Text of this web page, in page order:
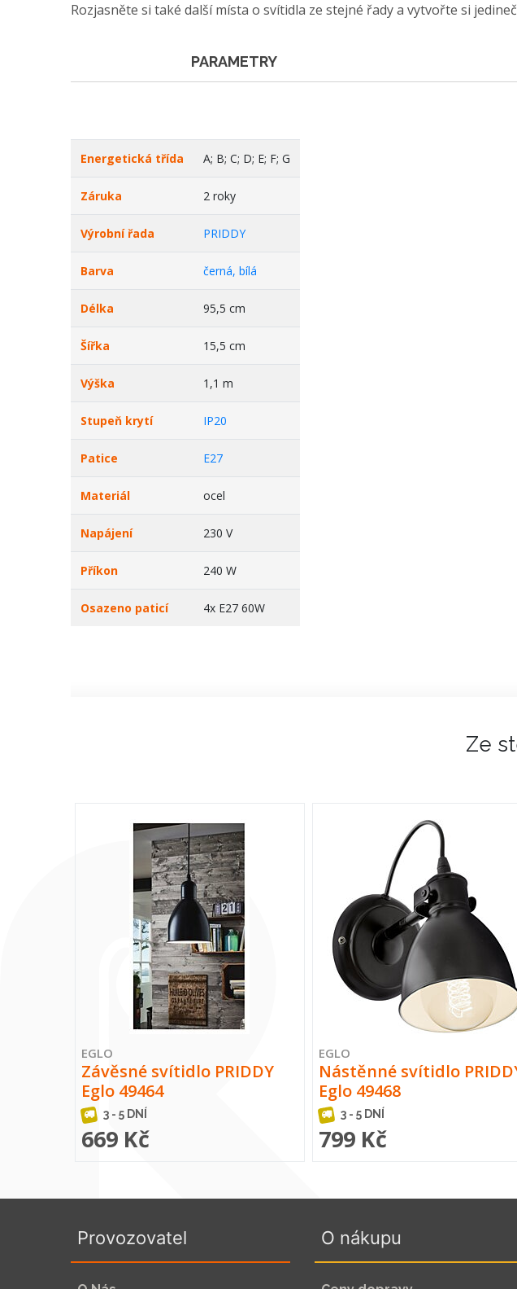
Rozjasněte si také další místa o svítidla ze stejné řady a vytvořte si
PARAMETRY
Energetická třída A; B; C; D; E; F; G
Záruka 2 roky
Výrobní řada PRIDDY
Barva černá, bílá
Délka 95,5 cm
Šířka 15,5 cm
Výška 1,1 m
Stupeň krytí IP20
Patice E27
Materiál ocel
Napájení 230 V
Příkon 240 W
Osazeno paticí 4x E27 60W
Ze
EGLO
Závěsné svítidlo PRIDDY
Eglo 49464
3 - 5 DNÍ
669 Kč
EGLO
Nástěnné svítidlo
Eglo 49468
3 - 5 DNÍ
799 Kč
Provozovatel O nákupu